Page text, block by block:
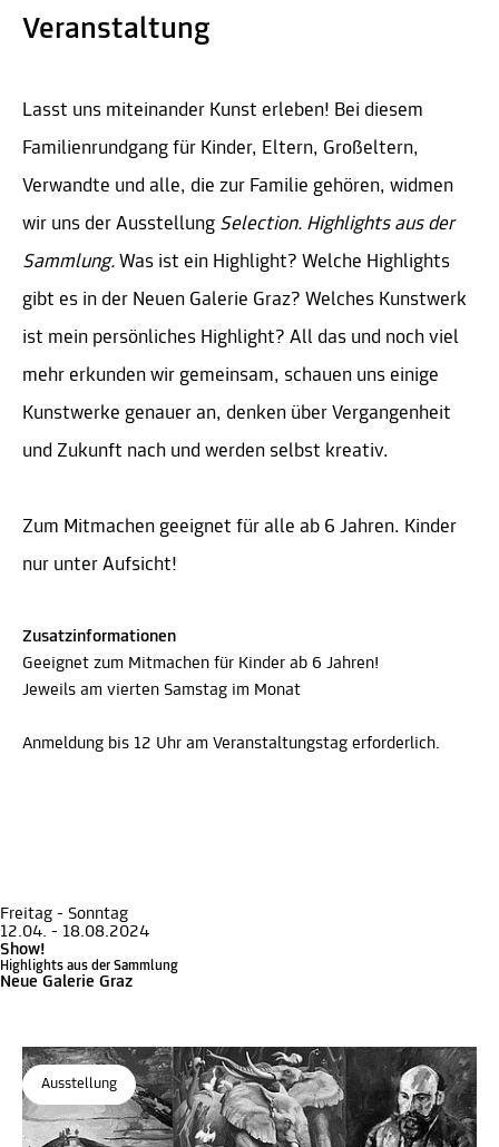
Veranstaltung
Lasst uns miteinander Kunst erleben! Bei diesem
Familienrundgang für Kinder, Eltern, Großeltern,
Verwandte und alle, die zur Familie gehören, widmen
wir uns der Ausstellung Selection. Highlights aus der
Sammlung. Was ist ein Highlight? Welche Highlights
gibt es in der Neuen Galerie Graz? Welches Kunstwerk
ist mein persönliches Highlight? All das und noch viel
mehr erkunden wir gemeinsam, schauen uns einige
Kunstwerke genauer an, denken über Vergangenheit
und Zukunft nach und werden selbst kreativ.
Zum Mitmachen geeignet für alle ab 6 Jahren. Kinder
nur unter Aufsicht!
Zusatzinformationen
Geeignet zum Mitmachen für Kinder ab 6 Jahren!
Jeweils am vierten Samstag im Monat
Anmeldung bis 12 Uhr am Veranstaltungstag erforderlich.
Freitag - Sonntag
12.04. - 18.08.2024
Show!
Highlights aus der Sammlung
Neue Galerie Graz
Ausstellung